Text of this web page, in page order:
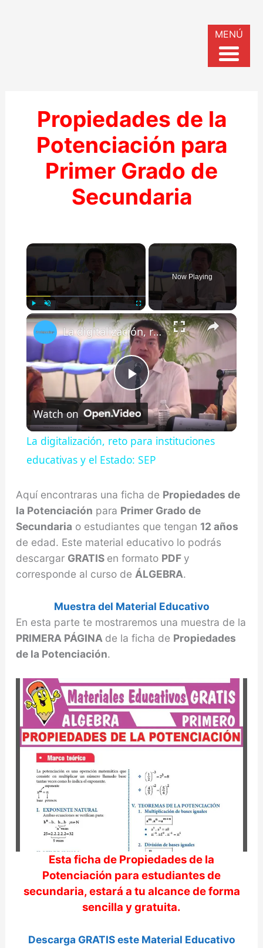
Propiedades de la
Potenciación para
Primer Grado de
Secundaria
×
Play Unmute Fullscreen
Now Playing
×
Play
Video
La digitalización, reto para instituciones educativas y el Estado: SEP
Watch on
La digitalización, reto para instituciones
educativas y el Estado: SEP
Aquí encontraras una ficha de Propiedades de
la Potenciación para Primer Grado de
Secundaria o estudiantes que tengan 12 años
de edad. Este material educativo lo podrás
descargar GRATIS en formato PDF y
corresponde al curso de ÁLGEBRA.
Muestra del Material Educativo
En esta parte te mostraremos una muestra de la
PRIMERA PÁGINA de la ficha de Propiedades
de la Potenciación.
Esta ficha de Propiedades de la
Potenciación para estudiantes de
secundaria, estará a tu alcance de forma
sencilla y gratuita.
Descarga GRATIS este Material Educativo
MENÚ